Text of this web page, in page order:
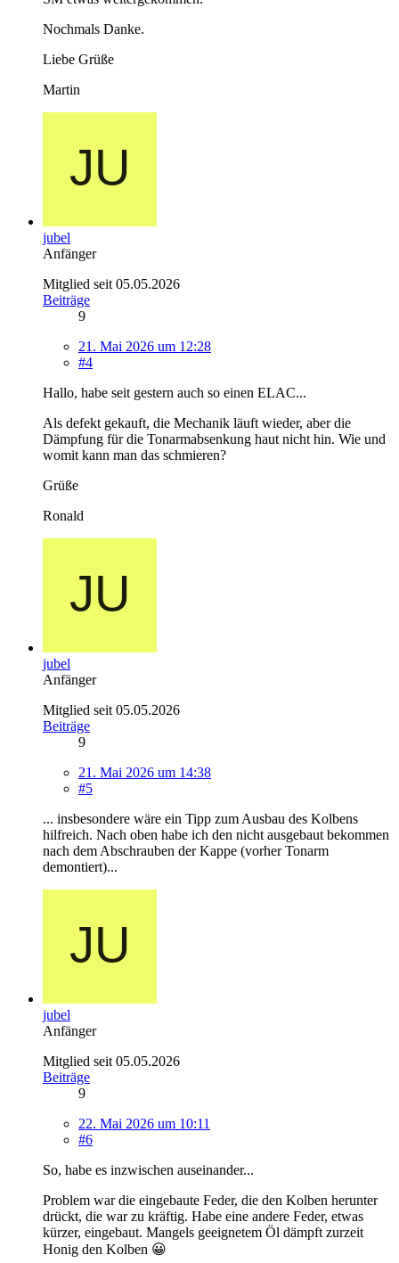
Nochmals Danke.
Liebe Grüße
Martin
jubel
Anfänger
Mitglied seit 05.05.2026
Beiträge
9
21. Mai 2026 um 12:28
#4
Hallo, habe seit gestern auch so einen ELAC...
Als defekt gekauft, die Mechanik läuft wieder, aber die
Dämpfung für die Tonarmabsenkung haut nicht hin. Wie und
womit kann man das schmieren?
Grüße
Ronald
jubel
Anfänger
Mitglied seit 05.05.2026
Beiträge
9
21. Mai 2026 um 14:38
#5
... insbesondere wäre ein Tipp zum Ausbau des Kolbens
hilfreich. Nach oben habe ich den nicht ausgebaut bekommen
nach dem Abschrauben der Kappe (vorher Tonarm
demontiert)...
jubel
Anfänger
Mitglied seit 05.05.2026
Beiträge
9
22. Mai 2026 um 10:11
#6
So, habe es inzwischen auseinander...
Problem war die eingebaute Feder, die den Kolben herunter
drückt, die war zu kräftig. Habe eine andere Feder, etwas
kürzer, eingebaut. Mangels geeignetem Öl dämpft zurzeit
Honig den Kolben 😀